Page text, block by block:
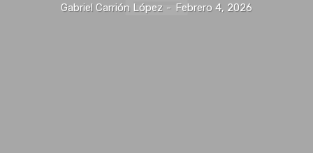
Gabriel Carrión López - Febrero 4, 2026